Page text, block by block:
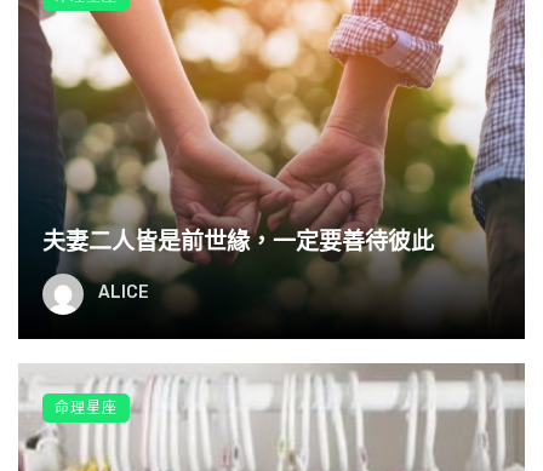
辰龍：四月富，十二月窮
龍年出生的朋友，如果生在農曆四月，正是「雙龍呈
祥」的命理，四月屬巳月，火氣旺盛，能助龍騰空，四
月生的肖龍人貴人運最佳，總有貴人雪中送炭。而如果
生在農曆十二月，命中受到「丑辰」互害，導致一輩子
事業運不濟，很難出人頭地發大財。
蛇年出生的朋友，二月出生為首富！蛇盤兔，越來富！
二月為卯月，卯為兔相能旺肖蛇人的財運，所以「盤
在」二月裡出生的肖蛇朋友，人生運氣旺盛，能富能
夫妻二人皆是前世緣，一定要善待彼此
ALICE
命理星座